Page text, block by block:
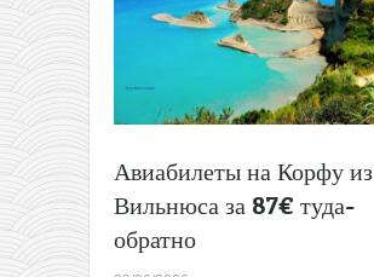
Авиабилеты на Корфу из
Вильнюса за 87€ туда-
обратно